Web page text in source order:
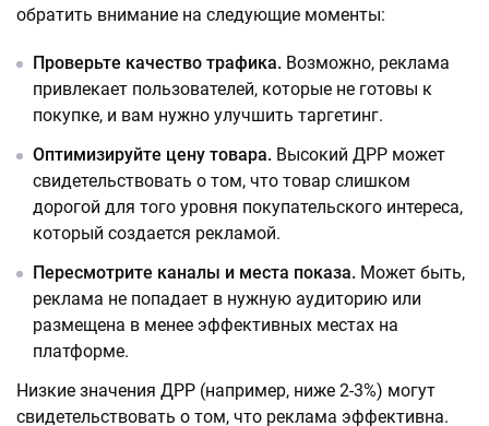
обратить внимание на следующие моменты:
Проверьте качество трафика. Возможно, реклама
привлекает пользователей, которые не готовы к
покупке, и вам нужно улучшить таргетинг.
Оптимизируйте цену товара. Высокий ДРР может
свидетельствовать о том, что товар слишком
дорогой для того уровня покупательского интереса,
который создается рекламой.
Пересмотрите каналы и места показа. Может быть,
реклама не попадает в нужную аудиторию или
размещена в менее эффективных местах на
платформе.
Низкие значения ДРР (например, ниже 2-3%) могут
свидетельствовать о том, что реклама эффективна.